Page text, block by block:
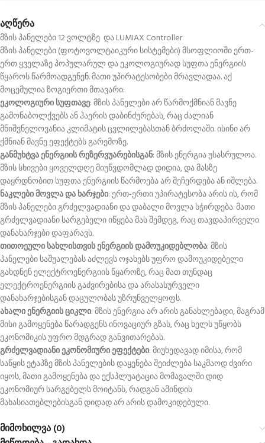
აღწერა
მზის პანელები 12 ვოლტზე და LUMIAX Controller
მზის პანელები (ფოტოვოლტაიკური სისტემები) მსოფლიოში ერთ-
ერთ ყველაზე პოპულარულ და ეკოლოგიურად სუფთა ენერგიის
წყაროს წარმოადგენენ. მათი უპირატესობები მრავლადაა. აქ
მოცემულია ზოგიერთი მთავარი:
ეკოლოგიური სუფთავე: მზის პანელები არ წარმოქმნიან მავნე
გამონაბოლქვებს ან ჰაერის დაბინძურებას, რაც ძალიან
მნიშვნელოვანია კლიმატის ცვლილებასთან ბრძოლაში. ისინი არ
ქმნიან მავნე ეფექტებს გარემოზე.
განმუხტვა ენერგიის რეზერვუარებისგან: მზის ენერგია უსასრულოა.
მზის სხივები ყოველდღე მიუწვდომლად დიდია, და მასზე
დაყრდნობით სუფთა ენერგიის წარმოება არ შეჩერდება ან იშლება.
ნაკლები მოვლა და ხარჯები: ერთ-ერთი უპირატესობა არის ის, რომ
მზის პანელები გრძელვადიანი და დაბალი მოვლა სჭირდება. მათი
გრძელვადიანი სარგებელი იწყება მას შემდეგ, რაც თავდაპირველი
დანახარჯები დაფარავს.
თითოეული სახლისთვის ენერგიის დამოუკიდებლობა: მზის
პანელები საშუალებას აძლევს ოჯახებს უფრო დამოუკიდებელი
გახდნენ ელექტროენერგიის წყაროზე, რაც მათ თუნდაც
ელექტროენერგიის გაძვირებისა და არასასურველი
დანახარჯებისგან დაცულობას უზრუნველყოფს.
ახალი ენერგიის ციკლი: მზის ენერგია არ არის განახლებადი, მაგრამ
მისი გამოყენება წარადგენს ინოვაციურ გზას, რაც ხელს უწყობს
ეკონომიკის უფრო მდგრად განვითარებას.
გრძელვადიანი ეკონომიური ეფექტები: მიუხედავად იმისა, რომ
საწყის ეტაპზე მზის პანელების დაყენება შეიძლება საკმაოდ ძვირი
იყოს, მათი გამოყენება და ექსპლუატაცია მომავალში დიდ
ეკონომიურ სარგებელს მოიტანს, რადგან ამინდის
მახასიათებლებისგან დიდად არ არის დამოკიდებული.
მიმოხილვა (0)